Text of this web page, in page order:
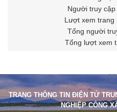
Người truy
Lượt xem trang
Tổng người
Tổng lượt xem
TRANG THÔNG TIN ĐIỆN TỬ
NGHIỆP CÔNG